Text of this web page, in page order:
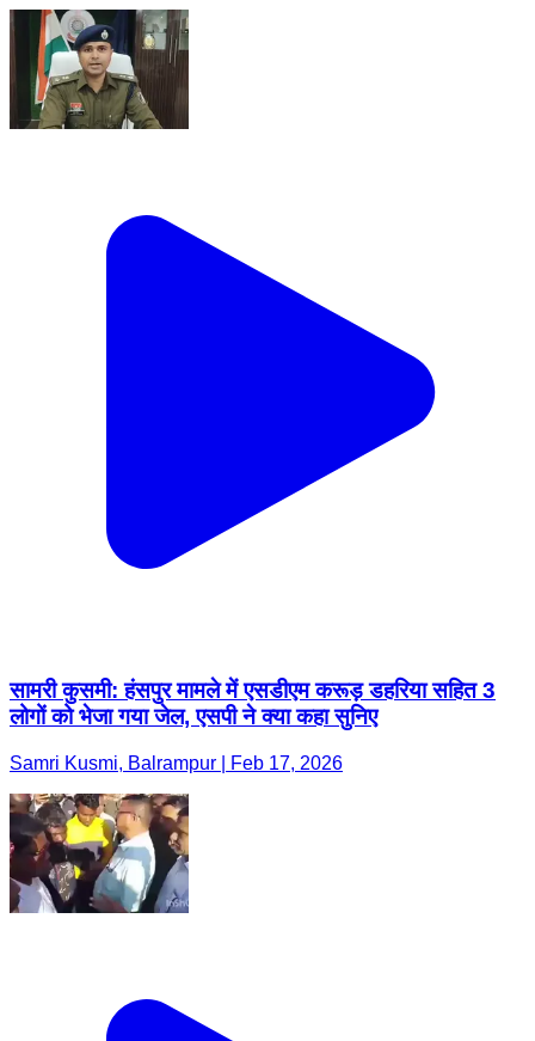
सामरी कुसमी: हंसपुर मामले में एसडीएम करूड़ डहरिया सहित 3
लोगों को भेजा गया जेल, एसपी ने क्या कहा सुनिए
Samri Kusmi, Balrampur | Feb 17, 2026